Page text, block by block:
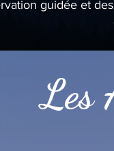
guidée et
Les